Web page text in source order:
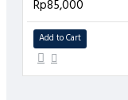
- Ketika paket
/ freezer
Rp85,000
Add to Cart